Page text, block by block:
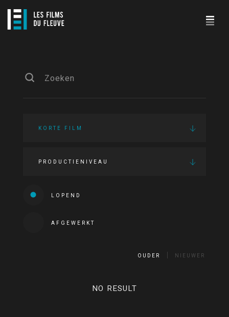
KORTE FILM
PRODUCTIENIVEAU
LOPEND
AFGEWERKT
OUDER NIEUWER
NO RESULT